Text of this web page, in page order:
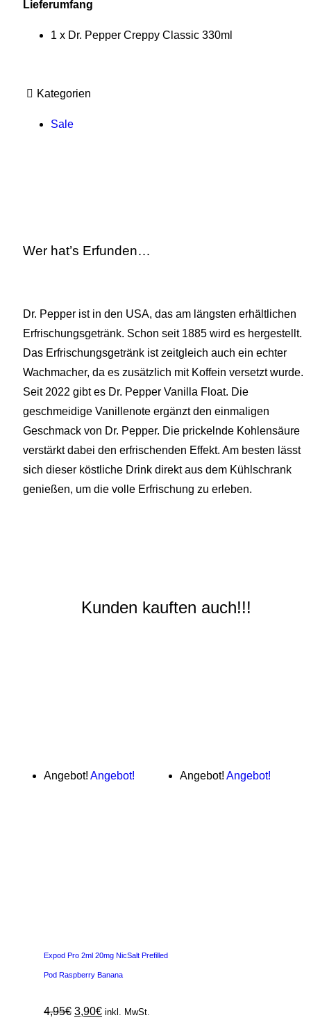
Lieferumfang
1 x Dr. Pepper Creppy Classic 330ml
Kategorien
Sale
Wer hat’s Erfunden…
Dr. Pepper ist in den USA, das am längsten erhältlichen
Erfrischungsgetränk. Schon seit 1885 wird es hergestellt.
Das Erfrischungsgetränk ist zeitgleich auch ein echter
Wachmacher, da es zusätzlich mit Koffein versetzt wurde.
Seit 2022 gibt es Dr. Pepper Vanilla Float. Die
geschmeidige Vanillenote ergänzt den einmaligen
Geschmack von Dr. Pepper. Die prickelnde Kohlensäure
verstärkt dabei den erfrischenden Effekt. Am besten lässt
sich dieser köstliche Drink direkt aus dem Kühlschrank
genießen, um die volle Erfrischung zu erleben.
Kunden kauften auch!!!
Angebot! Angebot!
Expod Pro 2ml 20mg NicSalt Prefilled
Pod Raspberry Banana
4,95€ 3,90€ inkl. MwSt.
Angebot! Angebot!